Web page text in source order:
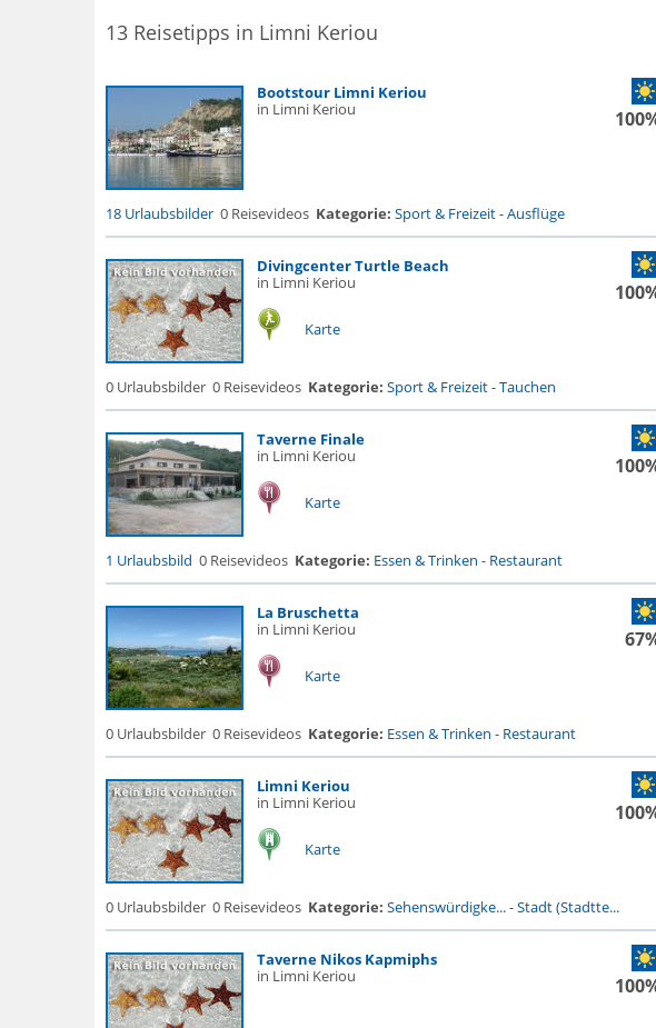
13 Reisetipps in Limni Keriou
Bootstour Limni Keriou
in Limni Keriou
18 Urlaubsbilder 0 Reisevideos Kategorie: Sport & Freizeit-Ausflüge
Divingcenter Turtle Beach
in Limni Keriou
Karte
0 Urlaubsbilder 0 Reisevideos Kategorie: Sport & Freizeit-Tauchen
Taverne Finale
in Limni Keriou
Karte
1 Urlaubsbild 0 Reisevideos Kategorie: Essen & Trinken - Restaurant
La Bruschetta
in Limni Keriou
Karte
0 Urlaubsbilder 0 Reisevideos Kategorie: Essen & Trinken - Restaurant
Limni Keriou
in Limni Keriou
Karte
0 Urlaubsbilder 0 Reisevideos Kategorie: Sehenswürdigke...-Stadt (Stadtte...
Taverne Nikos Kapmiphs
in Limni Keriou